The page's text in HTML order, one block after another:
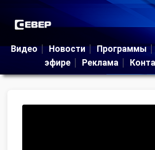
Видео Новости Программы
эфире
Реклама